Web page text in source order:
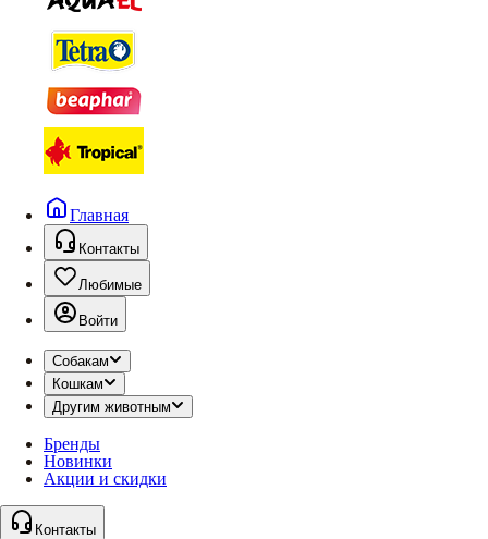
Главная
Контакты
Любимые
Войти
Собакам
Кошкам
Другим животным
Бренды
Новинки
Акции и скидки
Контакты